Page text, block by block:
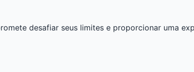
desafiar seus limites e proporcionar uma